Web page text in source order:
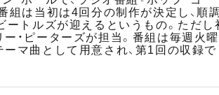
組は当初は4回分の制作が決定し、順
トルズが迎えるというもの。ただ
・ピーターズが担当。番組は毎週火
マ曲として用意され、第1回の収録